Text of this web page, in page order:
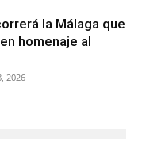
la Málaga que
homenaje al
2026